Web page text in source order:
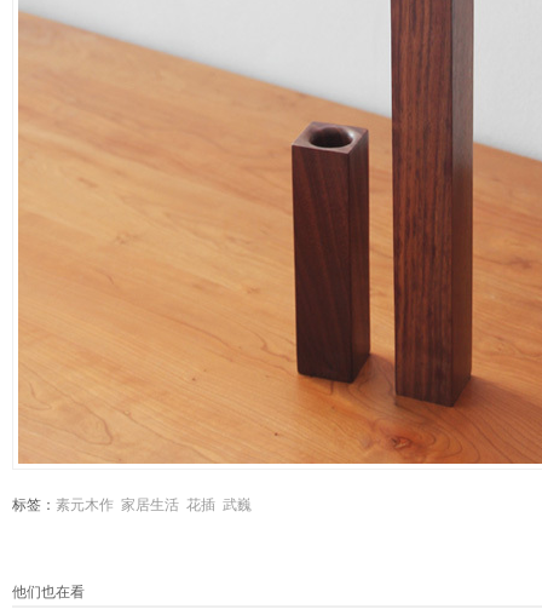
标签： 素元木作 家居生活 花插 武巍
他们也在看